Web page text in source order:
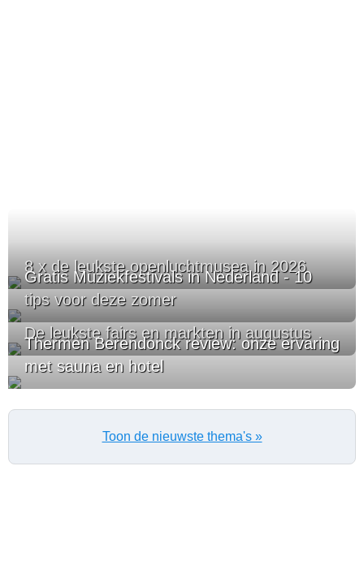
8 x de leukste openluchtmusea in 2026
Gratis Muziekfestivals in Nederland - 10
tips voor deze zomer
De leukste fairs en markten in augustus
Thermen Berendonck review: onze ervaring
met sauna en hotel
Toon de nieuwste thema's »